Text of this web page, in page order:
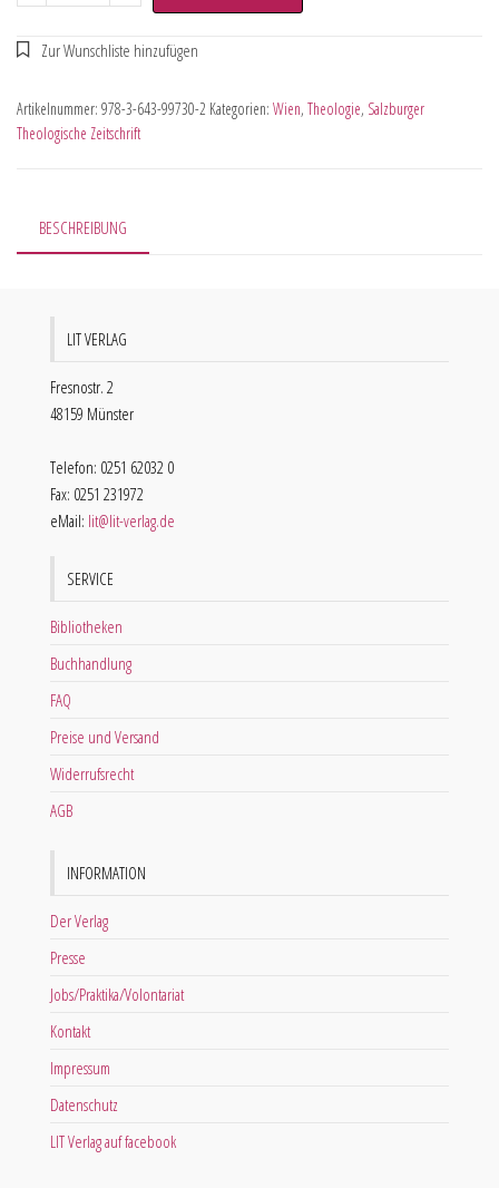
Artikelnummer: 978-3-643-99730-2 Kategorien: Wien, Theologie, Salzburger
Theologische Zeitschrift
BESCHREIBUNG
LIT VERLAG
Fresnostr. 2
48159 Münster
Telefon: 0251 62032 0
Fax: 0251 231972
eMail: lit@lit-verlag.de
SERVICE
Bibliotheken
Buchhandlung
FAQ
Preise und Versand
Widerrufsrecht
AGB
INFORMATION
Der Verlag
Presse
Jobs/Praktika/Volontariat
Kontakt
Impressum
Datenschutz
LIT Verlag auf facebook